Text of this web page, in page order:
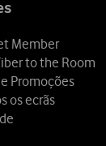
Member
to the Room
Promoções
os ecrãs